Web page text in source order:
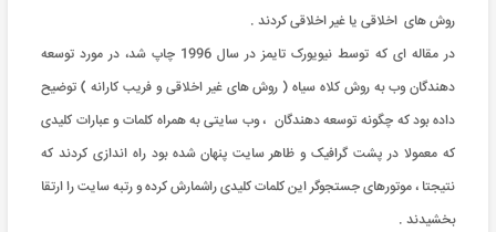
روش های اخلاقی یا غیر اخلاقی کردند .
در مقاله ای که توسط نیویورک تایمز در سال 1996 چاپ شد، در مورد توسعه
دهندگان وب به روش کلاه سیاه ( روش های غیر اخلاقی و فریب کارانه ) توضیح
داده بود که چگونه توسعه دهندگان ، وب سایتی به همراه کلمات و عبارات کلیدی
که معمولا در پشت گرافیک و ظاهر سایت پنهان شده بود راه اندازی کردند که
نتیجتا ، موتورهای جستجوگر این کلمات کلیدی راشمارش کرده و رتبه سایت را ارتقا
بخشیدند .